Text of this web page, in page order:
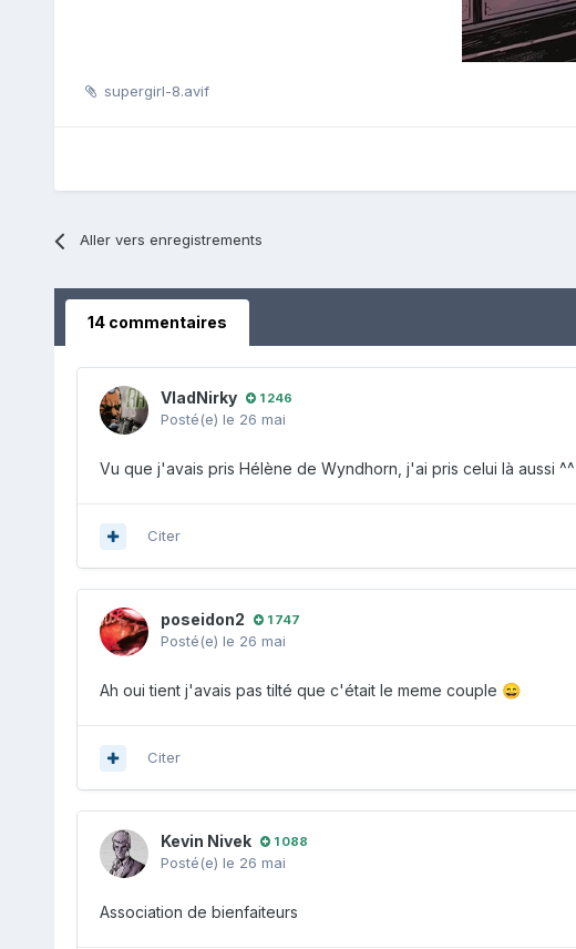
supergirl-8.avif
Aller vers enregistrements
14 commentaires
VladNirky 1 246
Posté(e) le 26 mai
Vu que j'avais pris Hélène de Wyndhorn, j'ai pris celui là aussi ^^
Citer
poseidon2 1 747
Posté(e) le 26 mai
Ah oui tient j'avais pas tilté que c'était le meme couple 😄
Citer
Kevin Nivek 1 088
Posté(e) le 26 mai
Association de bienfaiteurs